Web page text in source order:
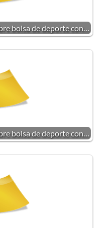
bolsa de deporte con…
bolsa de deporte con…